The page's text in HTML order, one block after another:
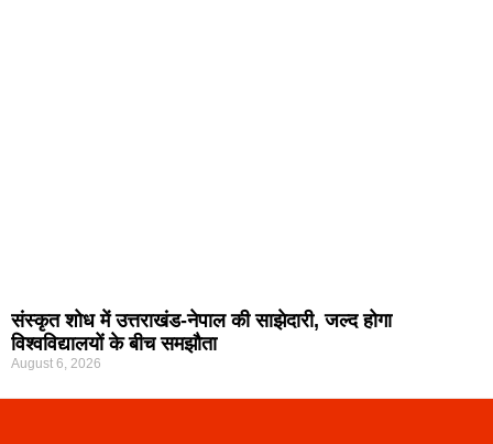
संस्कृत शोध में उत्तराखंड-नेपाल की साझेदारी, जल्द होगा
विश्वविद्यालयों के बीच समझौता
August 6, 2026